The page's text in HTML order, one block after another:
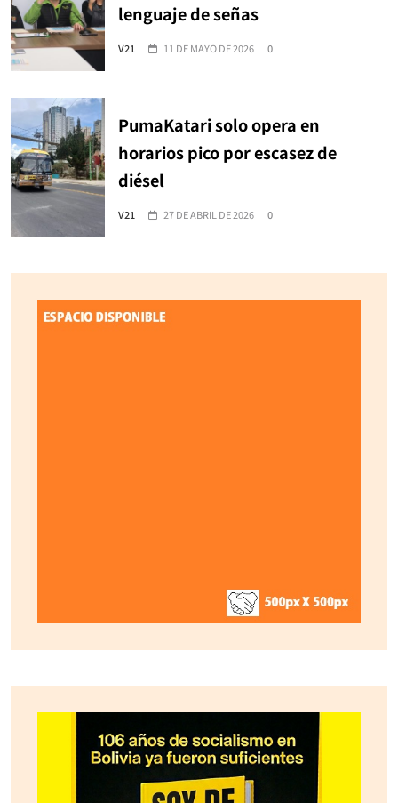
lenguaje de señas
V21 11 DE MAYO DE 2026 0
PumaKatari solo opera en
horarios pico por escasez de
diésel
V21 27 DE ABRIL DE 2026 0